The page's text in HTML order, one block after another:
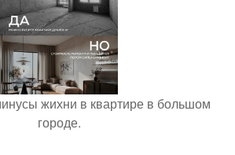
жихни в квартире в большом
городе.